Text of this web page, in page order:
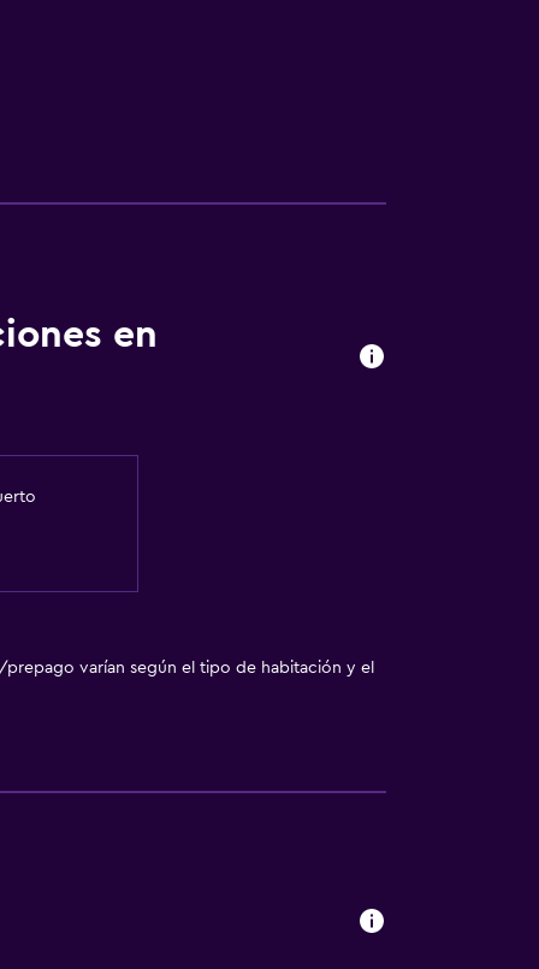
en
prepago varían según el tipo de habitación y el